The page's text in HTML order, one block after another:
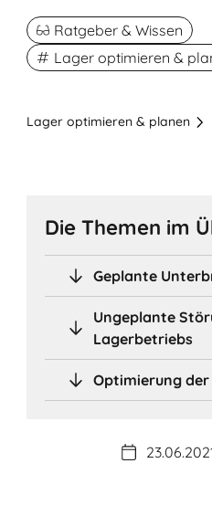
Ratgeber & Wissen
Lager optimieren &
Lager optimieren & planen
Die Themen im
Geplante
Ungeplante
Lagerbetriebs
Optimierung